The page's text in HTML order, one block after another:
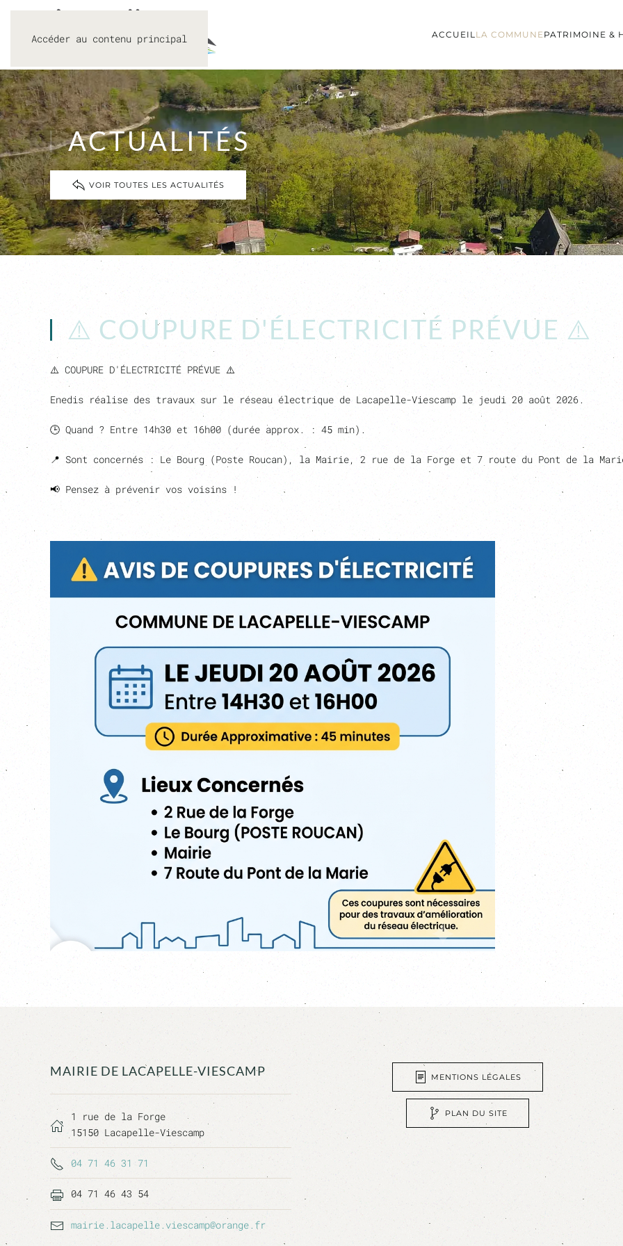
Accéder au contenu principal ACCUEILLA COMMUNEPATRIMOINE &
ACTUALITÉS
VOIR TOUTES LES ACTUALITÉS
⚠️ COUPURE D'ÉLECTRICITÉ PRÉVUE ⚠️
⚠️ COUPURE D'ÉLECTRICITÉ PRÉVUE ⚠️
Enedis réalise des travaux sur le réseau électrique de Lacapelle-Viescamp le jeudi 20 août 2026.
🕒 Quand ? Entre 14h30 et 16h00 (durée approx. : 45 min).
📍 Sont concernés : Le Bourg (Poste Roucan), la Mairie, 2 rue de la Forge et 7 route du Pont de la
📢 Pensez à prévenir vos voisins !
MAIRIE DE LACAPELLE-VIESCAMP
1 rue de la Forge
15150 Lacapelle-Viescamp
04 71 46 31 71
04 71 46 43 54
mairie.lacapelle.viescamp@orange.fr
MENTIONS LÉGALES
PLAN DU SITE